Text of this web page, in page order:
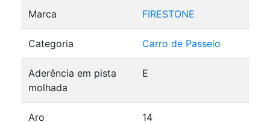
Marca FIRESTONE
Categoria Carro de Passeio
Aderência em pista
molhada
E
Aro 14